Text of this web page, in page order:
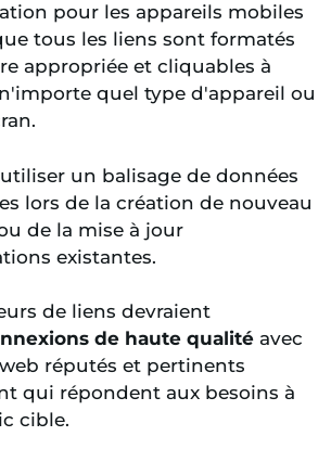
pour les appareils mobiles
tous les liens sont formatés
appropriée et cliquables à
quel type d'appareil ou
utiliser un balisage de données
lors de la création de nouveau
de la mise à jour
existantes.
de liens devraient
de haute qualité avec
réputés et pertinents
qui répondent aux besoins à
cible.